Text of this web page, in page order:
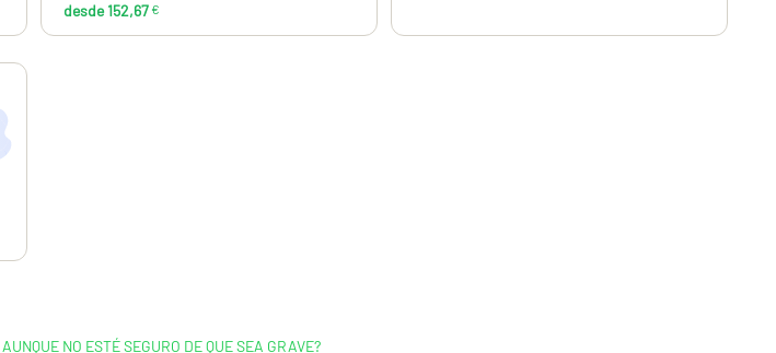
desde 152,67 €
€
NO ESTÉ SEGURO DE QUE SEA GRAVE?